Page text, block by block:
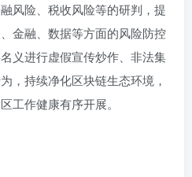
风险、税收风险等的研判，提
金融、数据等方面的风险防控
义进行虚假宣传炒作、非法集
，持续净化区块链生态环境，
工作健康有序开展。